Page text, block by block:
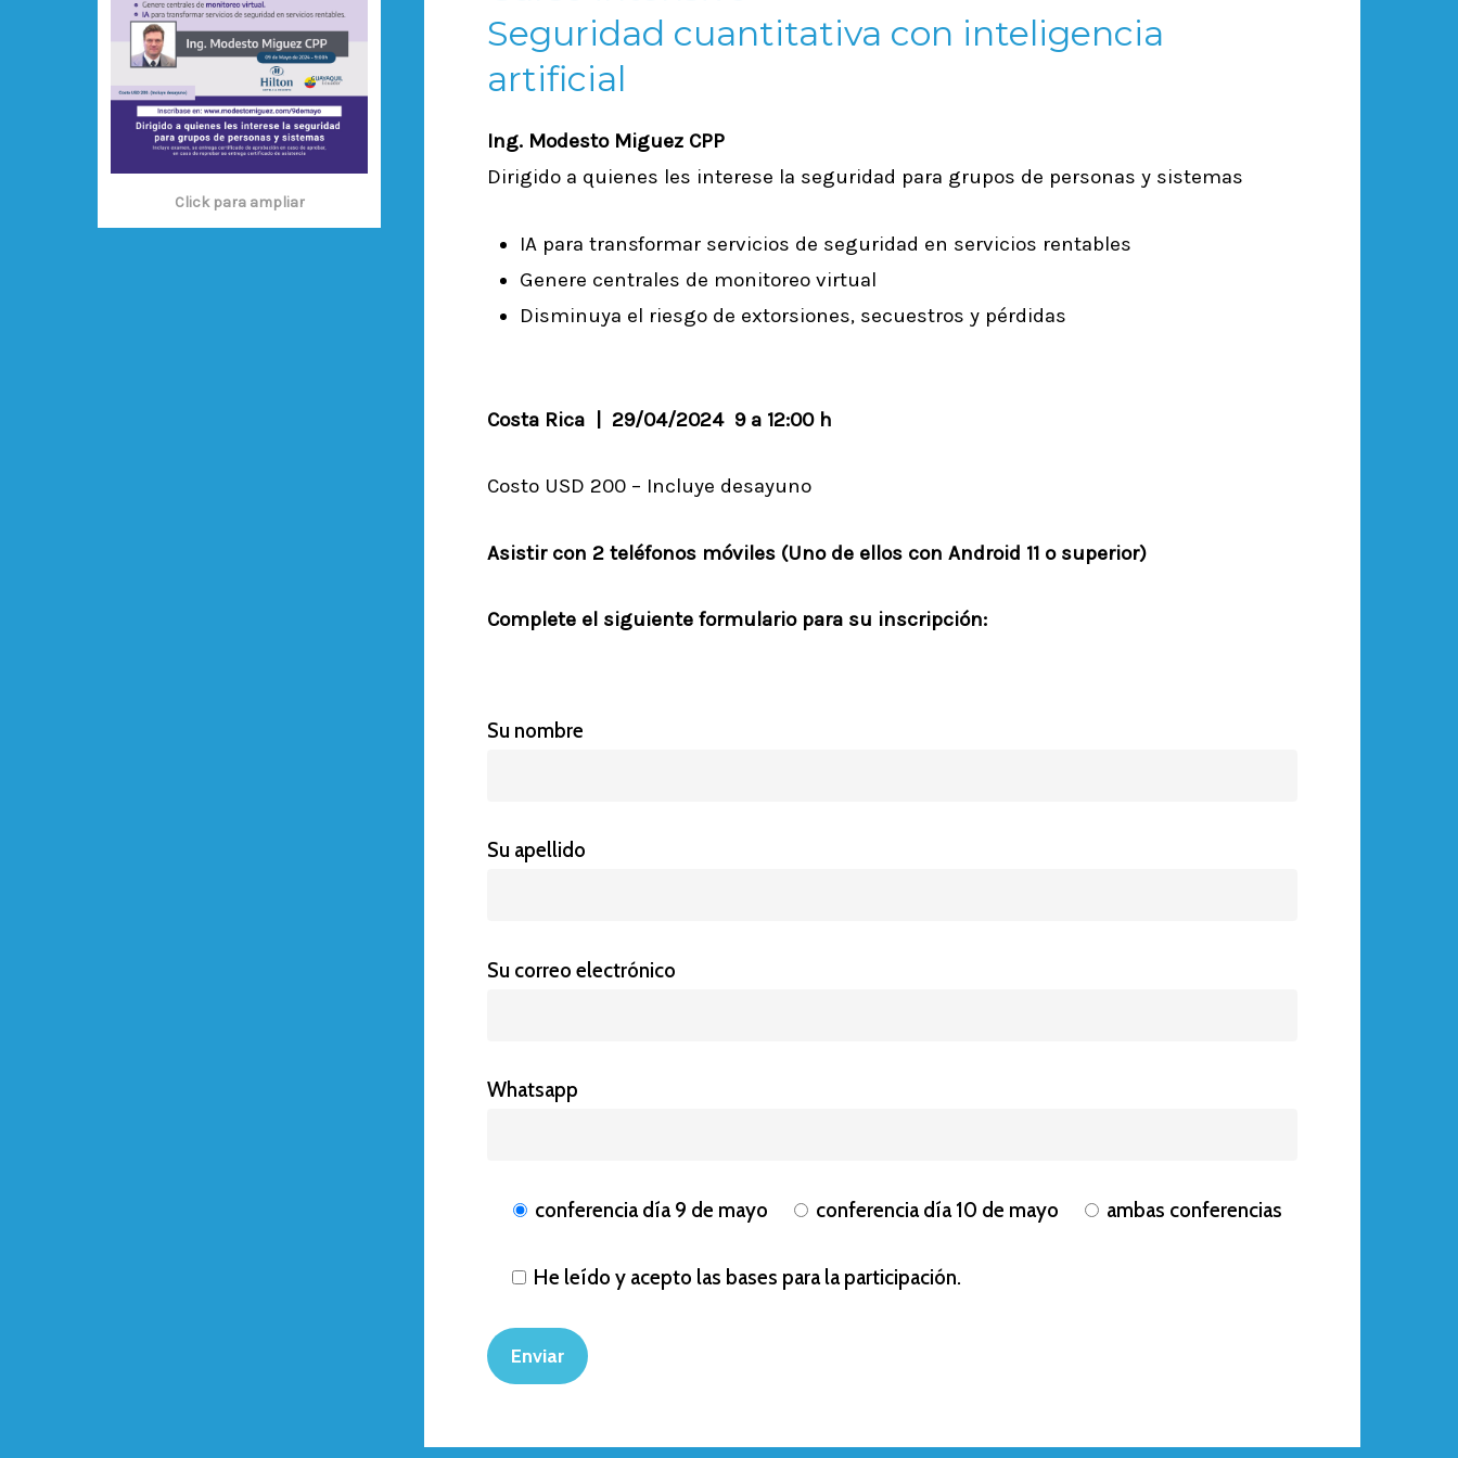
Click para ampliar
Seguridad cuantitativa con inteligencia
artificial
Ing. Modesto Miguez CPP
Dirigido a quienes les interese la seguridad para grupos de personas y sistemas
IA para transformar servicios de seguridad en servicios rentables
Genere centrales de monitoreo virtual
Disminuya el riesgo de extorsiones, secuestros y pérdidas
Costa Rica | 29/04/2024 9 a 12:00 h
Costo USD 200 – Incluye desayuno
Asistir con 2 teléfonos móviles (Uno de ellos con Android 11 o superior)
Complete el siguiente formulario para su inscripción:
Su nombre
Su apellido
Su correo electrónico
Whatsapp
conferencia día 9 de mayo conferencia día 10 de mayo ambas conferencias
He leído y acepto las bases para la participación.